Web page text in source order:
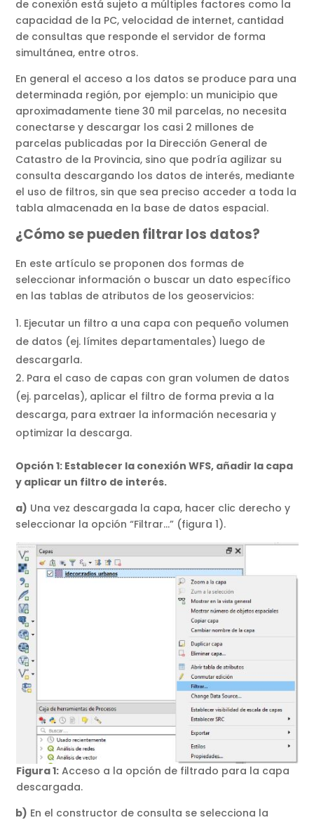
de conexión está sujeto a múltiples factores como la
capacidad de la PC, velocidad de internet, cantidad
de consultas que responde el servidor de forma
simultánea, entre otros.
En general el acceso a los datos se produce para una
determinada región, por ejemplo: un municipio que
aproximadamente tiene 30 mil parcelas, no necesita
conectarse y descargar los casi 2 millones de
parcelas publicadas por la Dirección General de
Catastro de la Provincia, sino que podría agilizar su
consulta descargando los datos de interés, mediante
el uso de filtros, sin que sea preciso acceder a toda la
tabla almacenada en la base de datos espacial.
¿Cómo se pueden filtrar los datos?
En este artículo se proponen dos formas de
seleccionar información o buscar un dato específico
en las tablas de atributos de los geoservicios:
Ejecutar un filtro a una capa con pequeño volumen
de datos (ej. límites departamentales) luego de
descargarla.
Para el caso de capas con gran volumen de datos
(ej. parcelas), aplicar el filtro de forma previa a la
descarga, para extraer la información necesaria y
optimizar la descarga.
Opción 1: Establecer la conexión WFS, añadir la capa
y aplicar un filtro de interés.
a) Una vez descargada la capa, hacer clic derecho y
seleccionar la opción “Filtrar…” (figura 1).
Figura 1:Acceso a la opción de filtrado para la capa
descargada.
b) En el constructor de consulta se selecciona la